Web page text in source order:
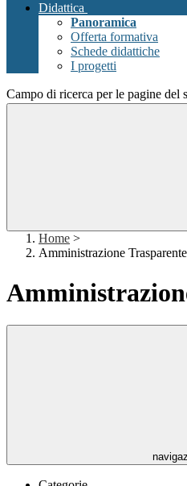
Didattica
Panoramica
Offerta formativa
Schede didattiche
I progetti
Campo di ricerca per le pagine del
Home >
Amministrazione Trasparente